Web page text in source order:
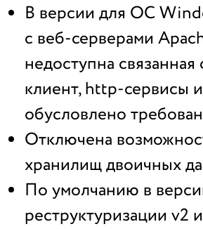
В версии для ОС
с веб-серверами
недоступна
клиент, http-сервисы
обусловлено
Отключена
хранилищ двоичных
По умолчанию в
реструктуризации v2